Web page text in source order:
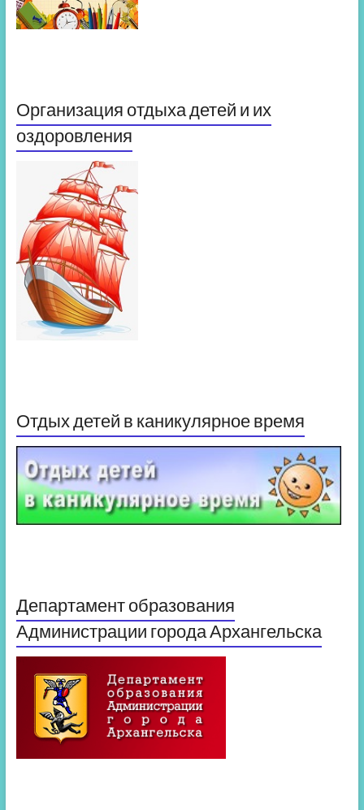
Организация отдыха детей и их
оздоровления
Отдых детей в каникулярное время
Департамент образования
Администрации города Архангельска